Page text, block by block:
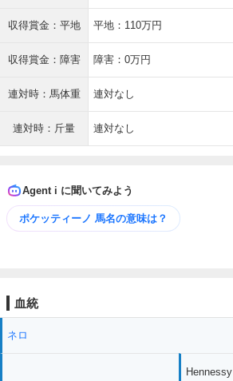
収得賞金：平地 平地：110万円
収得賞金：障害 障害：0万円
連対時：馬体重 連対なし
連対時：斤量 連対なし
Agent i に聞いてみよう
ポケッティーノ 馬名の意味は？
血統
ネロ
Hennessy